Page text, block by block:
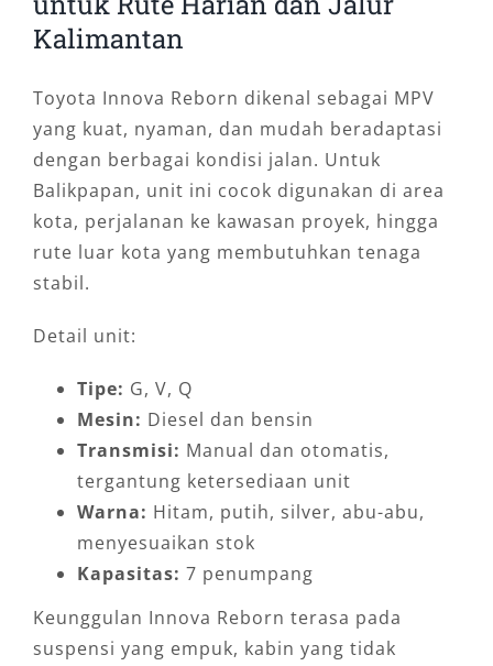
Kalimantan
Toyota Innova Reborn dikenal sebagai MPV
yang kuat, nyaman, dan mudah beradaptasi
dengan berbagai kondisi jalan. Untuk
Balikpapan, unit ini cocok digunakan di area
kota, perjalanan ke kawasan proyek, hingga
rute luar kota yang membutuhkan tenaga
stabil.
Detail unit:
Tipe: G, V, Q
Mesin: Diesel dan bensin
Transmisi: Manual dan otomatis,
tergantung ketersediaan unit
Warna: Hitam, putih, silver, abu-abu,
menyesuaikan stok
Kapasitas: 7 penumpang
Keunggulan Innova Reborn terasa pada
suspensi yang empuk, kabin yang tidak